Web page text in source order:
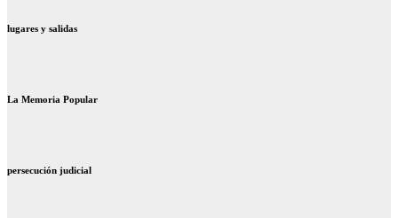
lugares y salidas
La Memoria Popular
persecución judicial